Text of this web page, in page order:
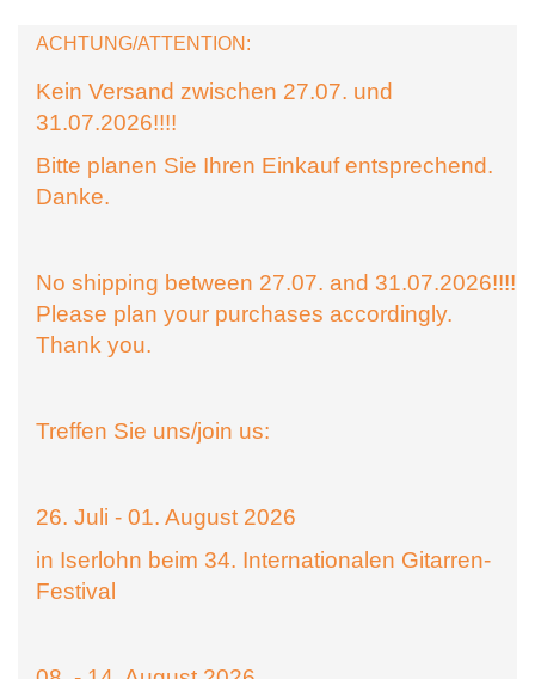
ACHTUNG/ATTENTION:
Kein Versand zwischen 27.07. und
31.07.2026!!!!
Bitte planen Sie Ihren Einkauf entsprechend.
Danke.
No shipping between 27.07. and 31.07.2026!!!!
Please plan your purchases accordingly.
Thank you.
Treffen Sie uns/join us:
26. Juli - 01. August 2026
in Iserlohn beim 34. Internationalen Gitarren-
Festival